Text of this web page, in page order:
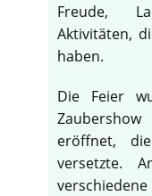
Freude,
Aktivitäten,
haben.
Die Feier
eröffnet,
versetzte.